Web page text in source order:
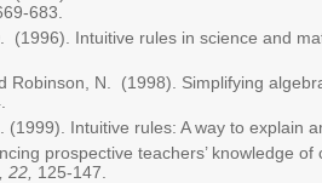
683.
(1996). Intuitive rules in science and
Robinson, N. (1998). Simplifying
(1999). Intuitive rules: A way to explain
prospective teachers’ knowledge
22, 125-147.